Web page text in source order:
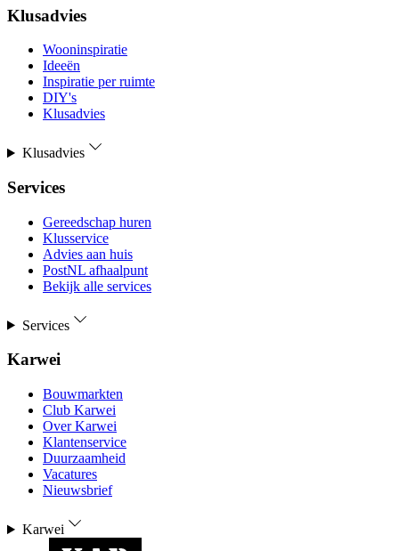
Klusadvies
Wooninspiratie
Ideeën
Inspiratie per ruimte
DIY's
Klusadvies
Klusadvies
Services
Gereedschap huren
Klusservice
Advies aan huis
PostNL afhaalpunt
Bekijk alle services
Services
Karwei
Bouwmarkten
Club Karwei
Over Karwei
Klantenservice
Duurzaamheid
Vacatures
Nieuwsbrief
Karwei